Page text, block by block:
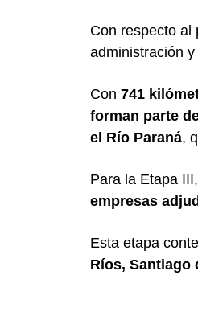
Con respecto al
administración
Con 741
forman parte
el Río Paraná,
Para la Etapa
empresas
Esta etapa
Ríos, Santiago